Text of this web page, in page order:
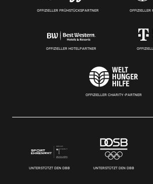
OFFIZIELLER FRÜHSTÜCKSPARTNER OFFIZIELLER
OFFIZIELLER HOTELPARTNER
OFFIZIELLER CHARITY-PARTNER
UNTERSTÜTZT DEN DBB UNTERSTÜTZT DEN DBB